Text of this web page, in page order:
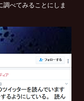
べてみることにしま